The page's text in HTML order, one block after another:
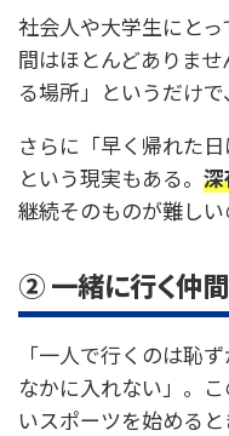
社会人や大学生にと
間はほとんどありま
る場所」というだけで
さらに「早く帰れた
という現実もある。
継続そのものが難しい
② 一緒に行く仲
「一人で行くのは恥
なかに入れない」。
いスポーツを始めると